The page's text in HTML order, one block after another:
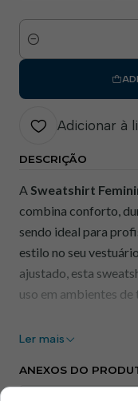
Quantidade
Adicionar à
DESCRIÇÃO
A Sweatshirt
combina conforto,
sendo ideal para
estilo no seu
ajustado, esta
uso em ambientes
Conforto
Ler mais
ANEXOS DO